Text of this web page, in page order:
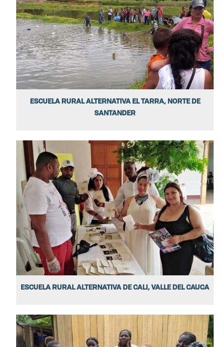
ESCUELA RURAL ALTERNATIVA EL TARRA, NORTE DE
SANTANDER
ESCUELA RURAL ALTERNATIVA DE CALI, VALLE DEL CAUCA